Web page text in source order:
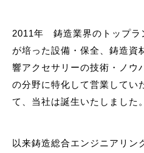
2011年 鋳造業界のトップラ
が培った設備・保全、鋳造資
響アクセサリーの技術・ノウ
の分野に特化して営業してい
て、当社は誕生いたしました。
以来鋳造総合エンジニアリン